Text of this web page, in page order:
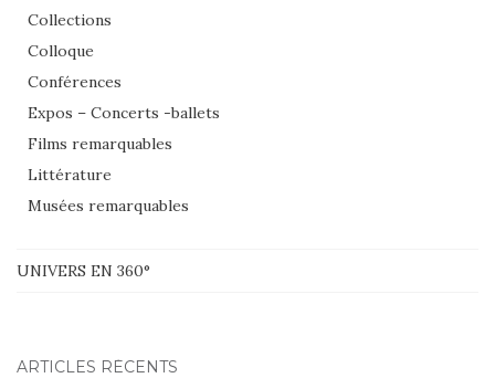
Collections
Colloque
Conférences
Expos – Concerts -ballets
Films remarquables
Littérature
Musées remarquables
UNIVERS EN 360°
ARTICLES RÉCENTS